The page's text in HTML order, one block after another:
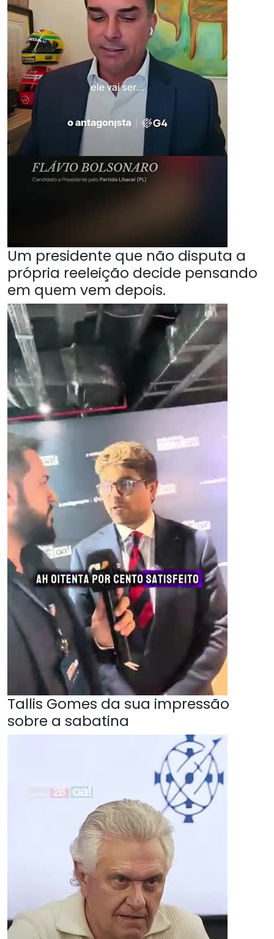
Um presidente que não disputa a
própria reeleição decide pensando
em quem vem depois.
Tallis Gomes da sua impressão
sobre a sabatina